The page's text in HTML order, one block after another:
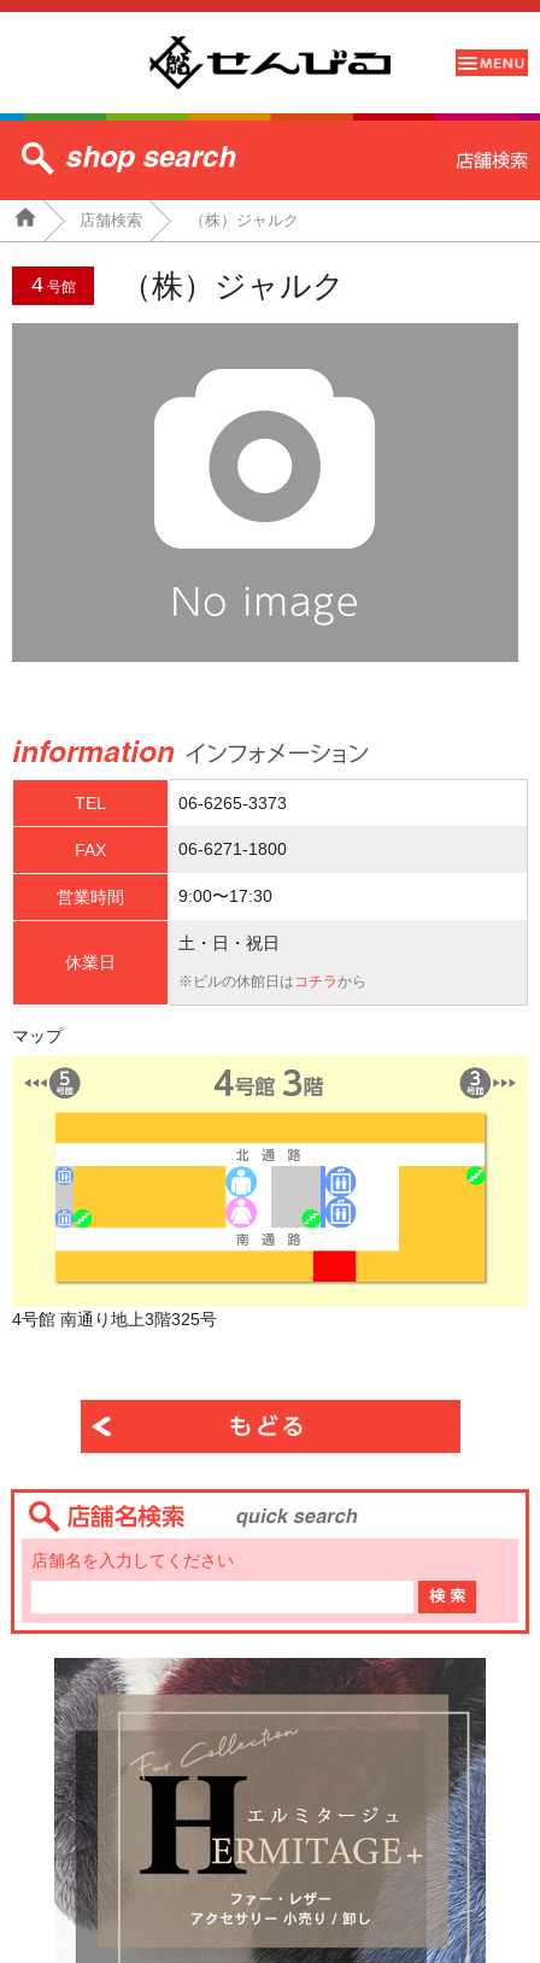
店舗検索 （株）ジャルク
4号館 （株）ジャルク
TEL 06-6265-3373
FAX 06-6271-1800
営業時間 9:00〜17:30
休業日
土・日・祝日
※ビルの休館日は コチラから
マップ
4号館 南通り地上3階325号
店舗名を入力してください